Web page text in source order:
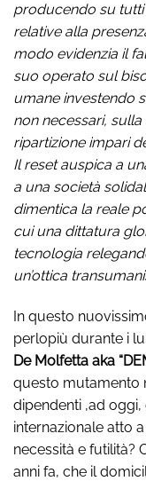
producendo su
relative alla
modo evidenzia il
suo operato sul
umane investendo
non necessari,
ripartizione impari
Il reset auspica a
a una società
dimentica la reale
cui una dittatura
tecnologia
un’ottica
In questo
perlopiù durante i
De Molfetta aka
questo mutamento
dipendenti ,ad
internazionale atto
necessità e futilità?
anni fa, che il